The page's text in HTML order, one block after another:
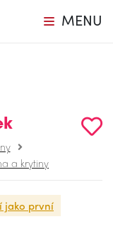
MENU
a krytiny
jako první